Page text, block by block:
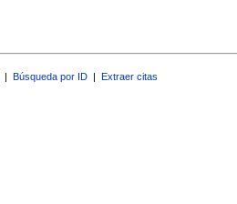
| Búsqueda por ID | Extraer citas